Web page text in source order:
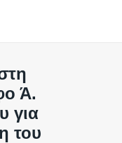
Ά.
για
του